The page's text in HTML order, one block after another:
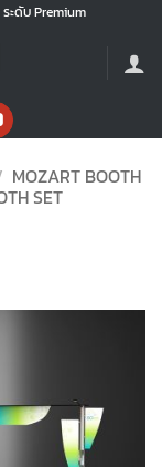
ะดับ Premium
MOZART BOOTH
SET